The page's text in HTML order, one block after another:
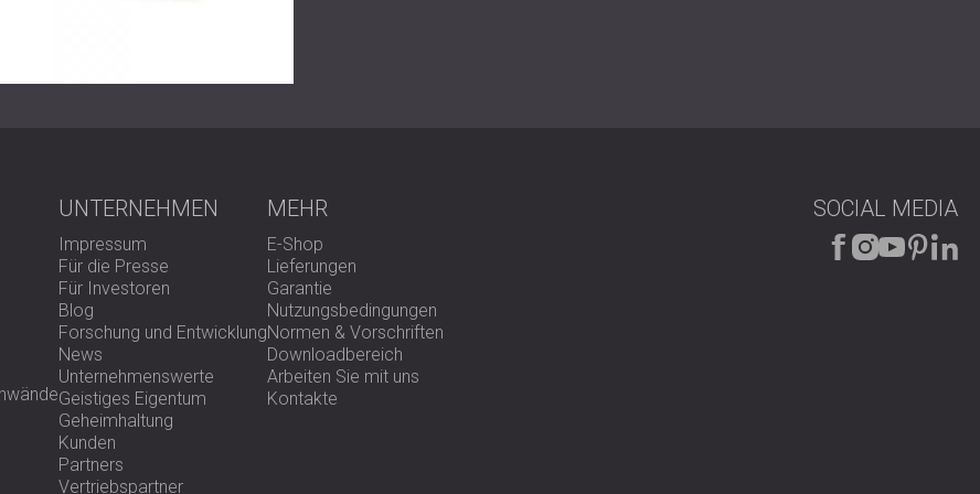
UNTERNEHMEN
Impressum
Für die Presse
Für Investoren
Blog
Forschung und Entwicklung
News
Unternehmenswerte
Geistiges Eigentum
Geheimhaltung
Kunden
Partners
Vertriebspartner
MEHR
E-Shop
Lieferungen
Garantie
Nutzungsbedingungen
Normen & Vorschriften
Downloadbereich
Arbeiten Sie mit uns
Kontakte
SOCIAL MEDIA